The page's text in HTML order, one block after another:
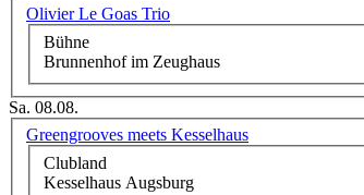
Olivier Le Goas Trio
Bühne
Brunnenhof im Zeughaus
Sa. 08.08.
Greengrooves meets Kesselhaus
Clubland
Kesselhaus Augsburg